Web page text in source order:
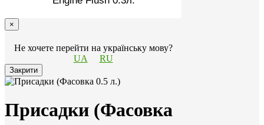
×
Не хочете перейти на українську мову?
UA
RU
Закрити
Присадки (Фасовка